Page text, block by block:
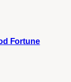
Fortune